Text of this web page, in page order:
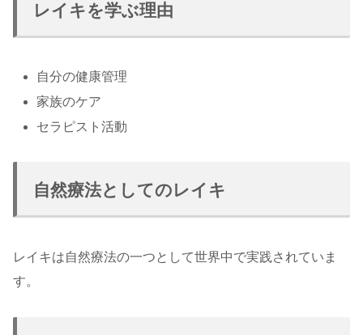
レイキを学ぶ理由
自分の健康管理
家族のケア
セラピスト活動
自然療法としてのレイキ
レイキは自然療法の一つとして世界中で実践されていま
す。